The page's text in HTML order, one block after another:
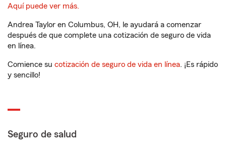
Aquí puede ver más.
Andrea Taylor en Columbus, OH, le ayudará a comenzar
después de que complete una cotización de seguro de vida
en línea.
Comience su cotización de seguro de vida en línea. ¡Es rápido
y sencillo!
Seguro de salud